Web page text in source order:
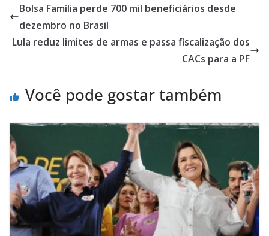
Bolsa Família perde 700 mil beneficiários desde
dezembro no Brasil
Lula reduz limites de armas e passa fiscalização dos
CACs para a PF
Você pode gostar também